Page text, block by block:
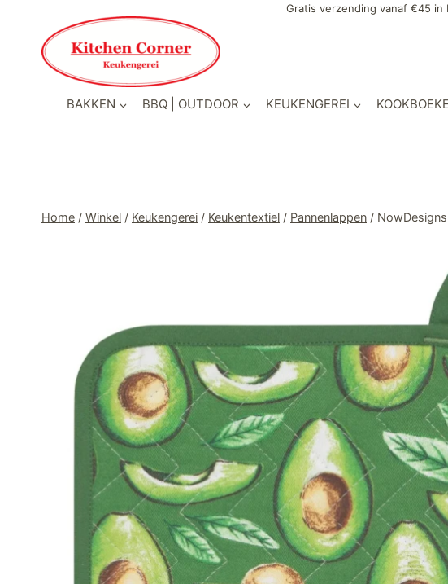
inhoud
Gratis verzending vanaf €45 in
BAKKEN BBQ | OUTDOOR KEUKENGEREI
Home / Winkel / Keukengerei / Keukentextiel / Pannenlappen /